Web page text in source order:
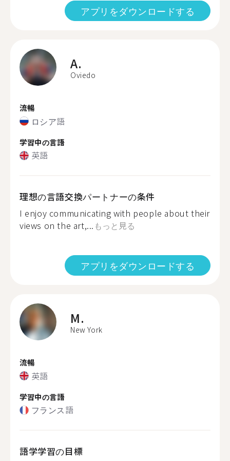
アプリをダウンロードする
A.
Oviedo
流暢
ロシア語
学習中の言語
英語
理想の言語交換パートナーの条件
I enjoy communicating with people about their
views on the art,... もっと見る
アプリをダウンロードする
M.
New York
流暢
英語
学習中の言語
フランス語
語学学習の目標